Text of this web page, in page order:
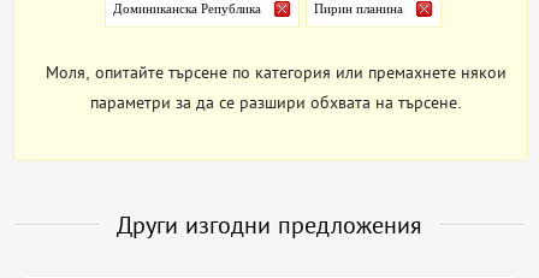
Доминиканска Република Пирин планина
Моля, опитайте търсене по категория или премахнете някои
параметри за да се разшири обхвата на търсене.
Други изгодни предложения